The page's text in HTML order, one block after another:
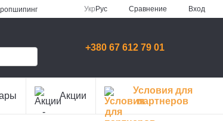
Укр Рус Сравнение Вход
+380 67 612 79 01
Акции
Условия для
партнеров